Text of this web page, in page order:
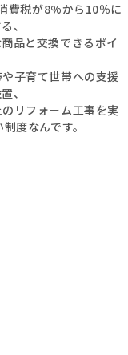
費税が8%から10％に
、
品と交換できるポイ
子育て世帯への支援
、
リフォーム工事を実
度なんです。